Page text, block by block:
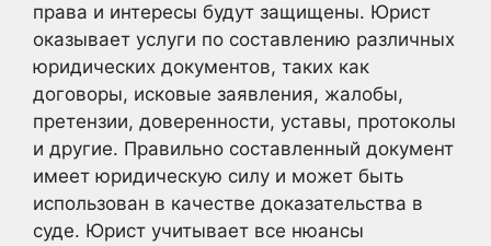
права и интересы будут защищены. Юрист
оказывает услуги по составлению различных
юридических документов, таких как
договоры, исковые заявления, жалобы,
претензии, доверенности, уставы, протоколы
и другие. Правильно составленный документ
имеет юридическую силу и может быть
использован в качестве доказательства в
суде. Юрист учитывает все нюансы